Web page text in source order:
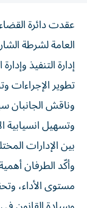
عقدت دائرة
العامة لشرطة
إدارة التنفيذ
تطوير
وناقش الجانبان
وتسهيل انسيابية
بين الإدارات
وأكّد الطرفان
مستوى الأداء،